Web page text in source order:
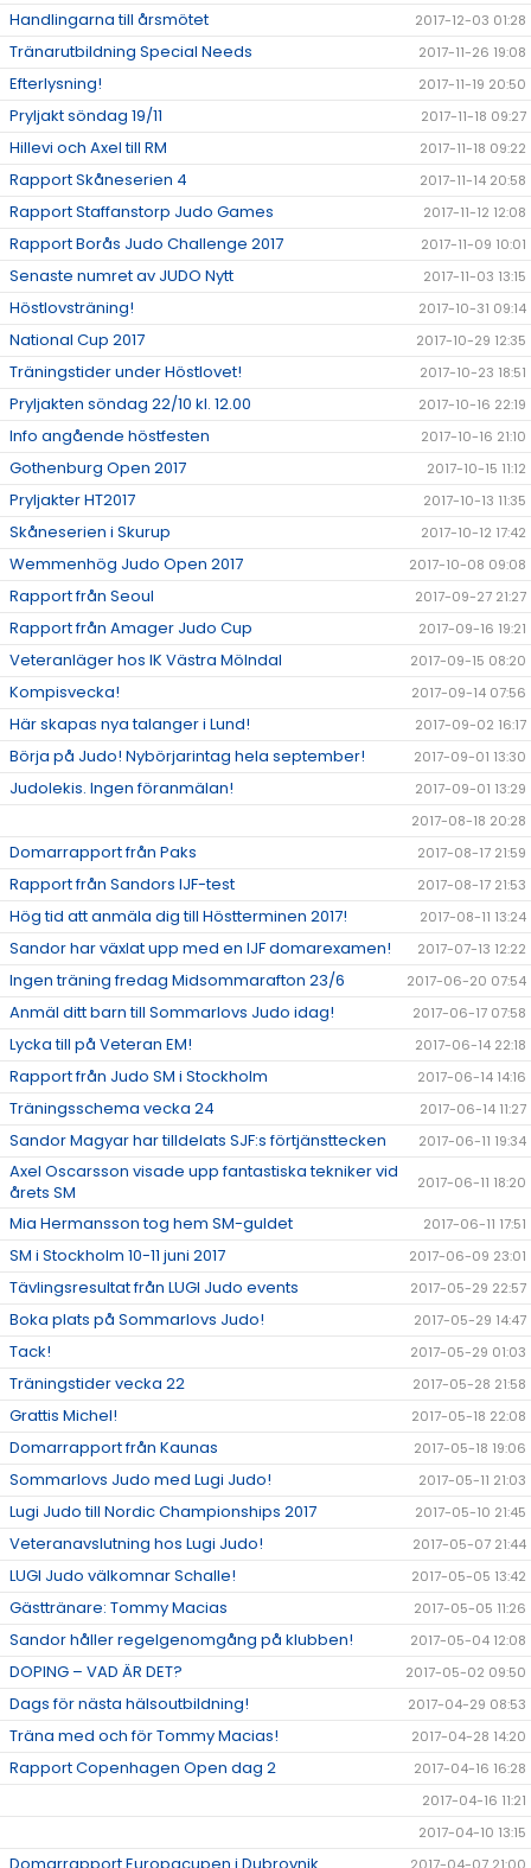
Handlingarna till årsmötet 2017-12-03 01:28
Tränarutbildning Special Needs 2017-11-26 19:08
Efterlysning! 2017-11-19 20:50
Pryljakt söndag 19/11 2017-11-18 09:27
Hillevi och Axel till RM 2017-11-18 09:22
Rapport Skåneserien 4 2017-11-14 20:58
Rapport Staffanstorp Judo Games 2017-11-12 12:08
Rapport Borås Judo Challenge 2017 2017-11-09 10:01
Senaste numret av JUDO Nytt 2017-11-03 13:15
Höstlovsträning! 2017-10-31 09:14
National Cup 2017 2017-10-29 12:35
Träningstider under Höstlovet! 2017-10-23 18:51
Pryljakten söndag 22/10 kl. 12.00 2017-10-16 22:19
Info angående höstfesten 2017-10-16 21:10
Gothenburg Open 2017 2017-10-15 11:12
Pryljakter HT2017 2017-10-13 11:35
Skåneserien i Skurup 2017-10-12 17:42
Wemmenhög Judo Open 2017 2017-10-08 09:08
Rapport från Seoul 2017-09-27 21:27
Rapport från Amager Judo Cup 2017-09-16 19:21
Veteranläger hos IK Västra Mölndal 2017-09-15 08:20
Kompisvecka! 2017-09-14 07:56
Här skapas nya talanger i Lund! 2017-09-02 16:17
Börja på Judo! Nybörjarintag hela september! 2017-09-01 13:30
Judolekis. Ingen föranmälan!
2017-09-01 13:29
2017-08-18 20:28
Domarrapport från Paks 2017-08-17 21:59
Rapport från Sandors IJF-test 2017-08-17 21:53
Hög tid att anmäla dig till Höstterminen 2017! 2017-08-11 13:24
Sandor har växlat upp med en IJF domarexamen! 2017-07-13 12:22
Ingen träning fredag Midsommarafton 23/6 2017-06-20 07:54
Anmäl ditt barn till Sommarlovs Judo idag! 2017-06-17 07:58
Lycka till på Veteran EM! 2017-06-14 22:18
Rapport från Judo SM i Stockholm 2017-06-14 14:16
Träningsschema vecka 24 2017-06-14 11:27
Sandor Magyar har tilldelats SJF:s förtjänsttecken 2017-06-11 19:34
Axel Oscarsson visade upp fantastiska tekniker vid
årets SM
2017-06-11 18:20
Mia Hermansson tog hem SM-guldet 2017-06-11 17:51
SM i Stockholm 10-11 juni 2017 2017-06-09 23:01
Tävlingsresultat från LUGI Judo events 2017-05-29 22:57
Boka plats på Sommarlovs Judo! 2017-05-29 14:47
Tack! 2017-05-29 01:03
Träningstider vecka 22 2017-05-28 21:58
Grattis Michel! 2017-05-18 22:08
Domarrapport från Kaunas 2017-05-18 19:06
Sommarlovs Judo med Lugi Judo! 2017-05-11 21:03
Lugi Judo till Nordic Championships 2017 2017-05-10 21:45
Veteranavslutning hos Lugi Judo! 2017-05-07 21:44
LUGI Judo välkomnar Schalle! 2017-05-05 13:42
Gästtränare: Tommy Macias 2017-05-05 11:26
Sandor håller regelgenomgång på klubben! 2017-05-04 12:08
DOPING – VAD ÄR DET? 2017-05-02 09:50
Dags för nästa hälsoutbildning! 2017-04-29 08:53
Träna med och för Tommy Macias! 2017-04-28 14:20
Rapport Copenhagen Open dag 2
2017-04-16 16:28
2017-04-16 11:21
2017-04-10 13:15